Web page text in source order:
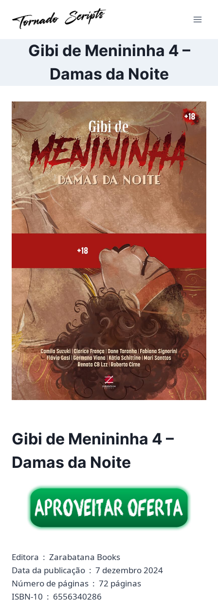
para
ConteúdoGibi de Menininha 4 –
Damas da Noite
Gibi de Menininha 4 –
Damas da Noite
Editora ‏ : ‎ Zarabatana Books
Data da publicação ‏ : ‎ 7 dezembro 2024
Número de páginas ‏ : ‎ 72 páginas
ISBN-10 ‏ : ‎ 6556340286